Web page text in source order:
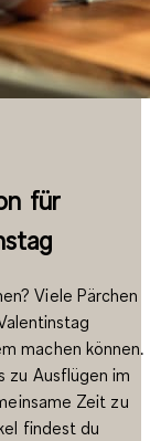
für
Viele Pärchen
machen können.
zu Ausflügen im
Zeit zu
findest du